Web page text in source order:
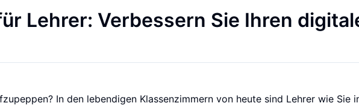
Lehrer: Verbessern Sie Ihren
In den lebendigen Klassenzimmern von heute sind Lehrer wie Sie